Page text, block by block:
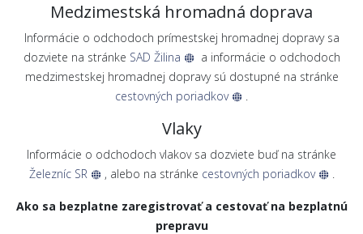
Medzimestská hromadná doprava
Informácie o odchodoch prímestskej hromadnej dopravy sa
dozviete na stránke SAD Žilina
a informácie o odchodoch
medzimestskej hromadnej dopravy sú dostupné na stránke
cestovných poriadkov
.
Vlaky
Informácie o odchodoch vlakov sa dozviete buď na stránke
Železníc SR
, alebo na stránke cestovných poriadkov .
Ako sa bezplatne zaregistrovať a cestovať na bezplatnú
prepravu